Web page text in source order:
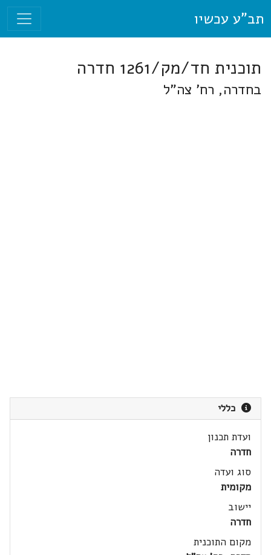
תב"ע עכשיו
תוכנית חד/מק/1261 חדרה
בחדרה, רח' צה"ל
כללי
ועדת תכנון
חדרה
סוג ועדה
מקומית
יישוב
חדרה
מקום התוכנית